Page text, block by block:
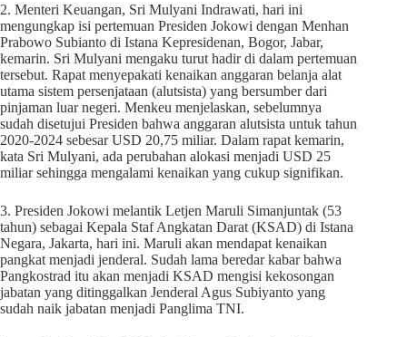
2. Menteri Keuangan, Sri Mulyani Indrawati, hari ini
mengungkap isi pertemuan Presiden Jokowi dengan Menhan
Prabowo Subianto di Istana Kepresidenan, Bogor, Jabar,
kemarin. Sri Mulyani mengaku turut hadir di dalam pertemuan
tersebut. Rapat menyepakati kenaikan anggaran belanja alat
utama sistem persenjataan (alutsista) yang bersumber dari
pinjaman luar negeri. Menkeu menjelaskan, sebelumnya
sudah disetujui Presiden bahwa anggaran alutsista untuk tahun
2020-2024 sebesar USD 20,75 miliar. Dalam rapat kemarin,
kata Sri Mulyani, ada perubahan alokasi menjadi USD 25
miliar sehingga mengalami kenaikan yang cukup signifikan.
3. Presiden Jokowi melantik Letjen Maruli Simanjuntak (53
tahun) sebagai Kepala Staf Angkatan Darat (KSAD) di Istana
Negara, Jakarta, hari ini. Maruli akan mendapat kenaikan
pangkat menjadi jenderal. Sudah lama beredar kabar bahwa
Pangkostrad itu akan menjadi KSAD mengisi kekosongan
jabatan yang ditinggalkan Jenderal Agus Subiyanto yang
sudah naik jabatan menjadi Panglima TNI.